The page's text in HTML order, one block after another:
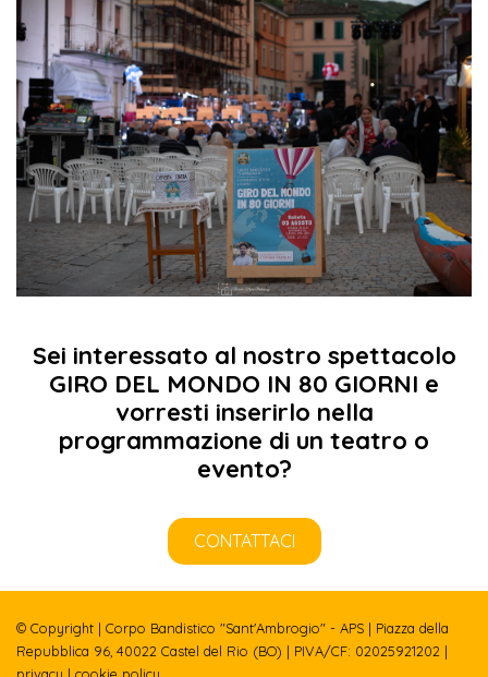
Sei interessato al nostro spettacolo
GIRO DEL MONDO IN 80 GIORNI e
vorresti inserirlo nella
programmazione di un teatro o
evento?
CONTATTACI
© Copyright | Corpo Bandistico "Sant'Ambrogio" - APS | Piazza della
Repubblica 96, 40022 Castel del Rio (BO) | PIVA/CF: 02025921202 |